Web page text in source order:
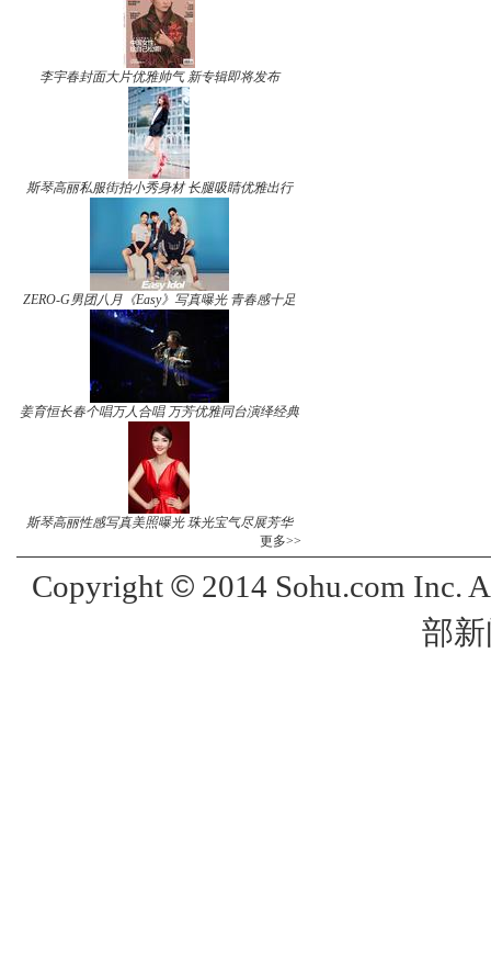
李宇春封面大片优雅帅气 新专辑即将发布
斯琴高丽私服街拍小秀身材 长腿吸睛优雅出行
ZERO-G男团八月《Easy》写真曝光 青春感十足
姜育恒长春个唱万人合唱 万芳优雅同台演绎经典
斯琴高丽性感写真美照曝光 珠光宝气尽展芳华
更多>>
Copyright ©2014 Sohu.com Inc.
部